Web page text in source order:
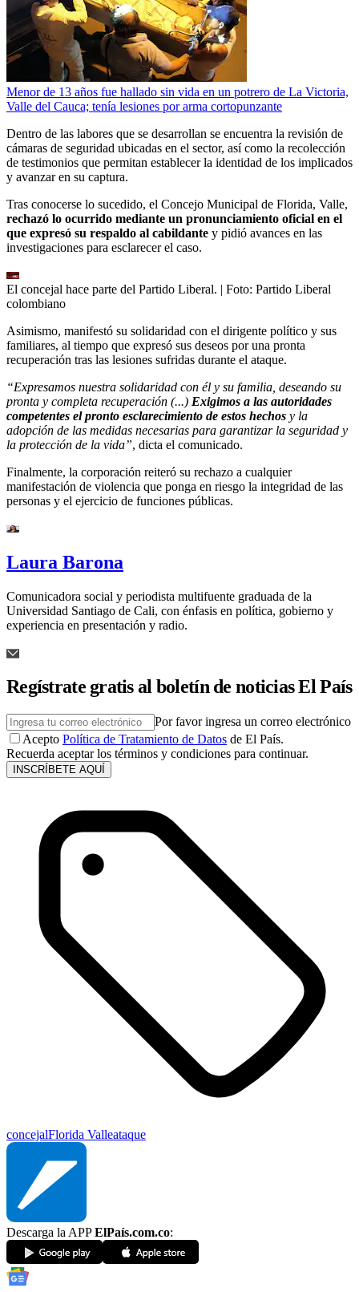
Menor de 13 años fue hallado sin vida en un potrero de La Victoria,
Valle del Cauca; tenía lesiones por arma cortopunzante
Dentro de las labores que se desarrollan se encuentra la revisión de
cámaras de seguridad ubicadas en el sector, así como la recolección
de testimonios que permitan establecer la identidad de los implicados
y avanzar en su captura.
Tras conocerse lo sucedido, el Concejo Municipal de Florida, Valle,
rechazó lo ocurrido mediante un pronunciamiento oficial en el
que expresó su respaldo al cabildante y pidió avances en las
investigaciones para esclarecer el caso.
El concejal hace parte del Partido Liberal. | Foto: Partido Liberal
colombiano
Asimismo, manifestó su solidaridad con el dirigente político y sus
familiares, al tiempo que expresó sus deseos por una pronta
recuperación tras las lesiones sufridas durante el ataque.
“Expresamos nuestra solidaridad con él y su familia, deseando su
pronta y completa recuperación (...) Exigimos a las autoridades
competentes el pronto esclarecimiento de estos hechos y la
adopción de las medidas necesarias para garantizar la seguridad y
la protección de la vida”, dicta el comunicado.
Finalmente, la corporación reiteró su rechazo a cualquier
manifestación de violencia que ponga en riesgo la integridad de las
personas y el ejercicio de funciones públicas.
Laura Barona
Comunicadora social y periodista multifuente graduada de la
Universidad Santiago de Cali, con énfasis en política, gobierno y
experiencia en presentación y radio.
Regístrate gratis al boletín de noticias El País
Por favor ingresa un correo electrónico
Acepto Política de Tratamiento de Datos de El País.
Recuerda aceptar los términos y condiciones para continuar.
INSCRÍBETE AQUÍ
concejalFlorida Valleataque
Descarga la APPElPaís.com.co: